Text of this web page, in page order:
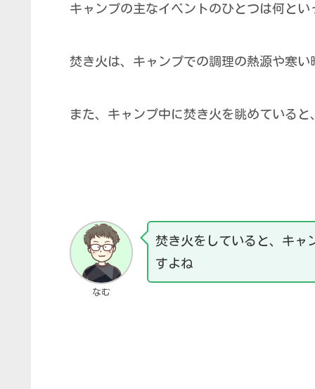
キャンプの主なイベントのひとつは何とい
焚き火は、キャンプでの調理の熱源や寒
また、キャンプ中に焚き火を眺めている
なむ
焚き火をしていると、キャ
すよね